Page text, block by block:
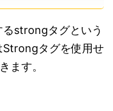
strongタグという
Strongタグを使用せ
ます。